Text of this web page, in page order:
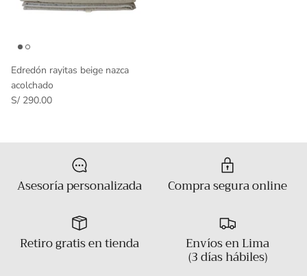
Edredón rayitas beige nazca
acolchado
S/ 290.00
Asesoría personalizada Compra segura online
Retiro gratis en tienda Envíos en Lima
(3 días hábiles)